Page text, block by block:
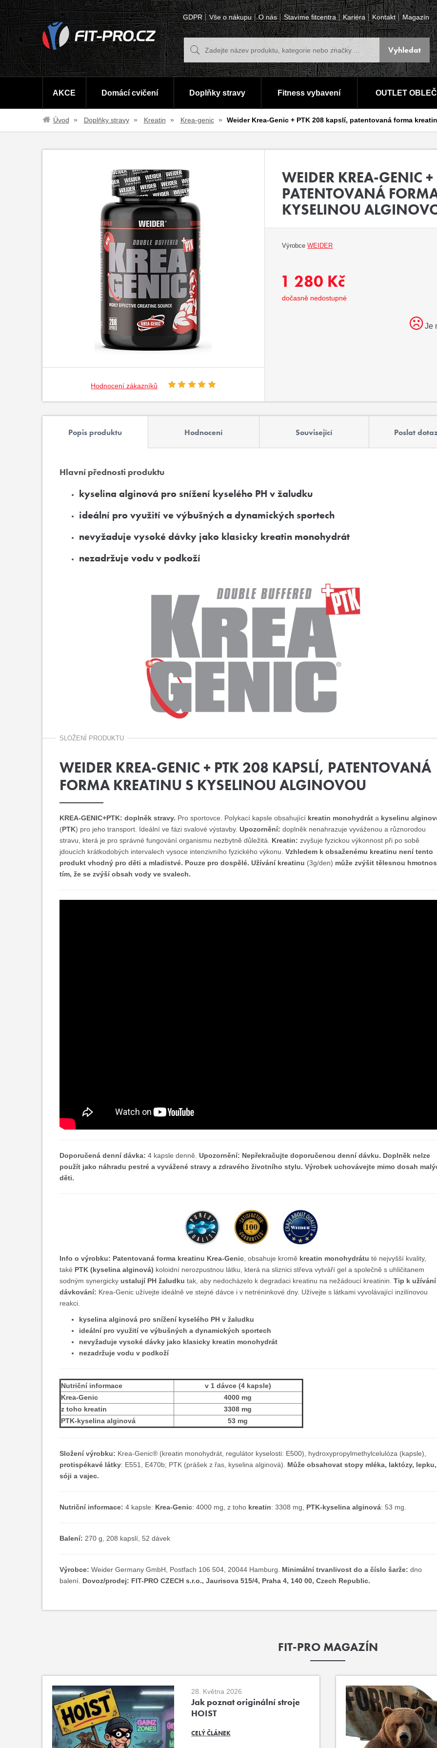
GDPR Vše o nákupu O nás Stavíme fitcentra Kariéra Kontakt Magazín
AKCE Domácí cvičení Doplňky stravy Fitness vybavení OUTLET
Úvod Doplňky stravy Kreatin Krea-genic Weider Krea-Genic + PTK 208 kapslí, patentovaná forma
Hodnocení zákazníků
WEIDER KREA-GENIC
PATENTOVANÁ
KYSELINOU
VýrobceWEIDER
1 280 Kč
dočasně nedostupné
Je
Popis produktu Hodnocení Související Poslat
Hlavní přednosti produktu
kyselina alginová pro snížení kyselého PH v žaludku
ideální pro využití ve výbušných a dynamických sportech
nevyžaduje vysoké dávky jako klasicky kreatin monohydrát
nezadržuje vodu v podkoží
SLOŽENÍ PRODUKTU
WEIDER KREA-GENIC + PTK 208 KAPSLÍ, PATENTOVANÁ
FORMA KREATINU S KYSELINOU ALGINOVOU
KREA-GENIC+PTK: doplněk stravy. Pro sportovce. Polykací kapsle obsahující kreatin monohydráta kyselinu
(PTK) pro jeho transport. Ideální ve fázi svalové výstavby. Upozornění: doplněk nenahrazuje vyváženou a různorodou
stravu, která je pro správné fungování organismu nezbytně důležitá. Kreatin: zvyšuje fyzickou výkonnost při po sobě
jdoucích krátkodobých intervalech vysoce intenzivního fyzického výkonu. Vzhledem k obsaženému kreatinu není tento
produkt vhodný pro děti a mladistvé. Pouze pro dospělé. Užívání kreatinu (3g/den) může zvýšit tělesnou
tím, že se zvýší obsah vody ve svalech.
Doporučená denní dávka: 4 kapsle denně. Upozornění: Nepřekračujte doporučenou denní dávku. Doplněk nelze
použít jako náhradu pestré a vyvážené stravy a zdravého životního stylu. Výrobek uchovávejte mimo dosah
děti.
Info o výrobku: Patentovaná forma kreatinu Krea-Genic, obsahuje kromě kreatin monohydrátu té nejvyšší kvality,
také PTK (kyselina alginová) koloidní nerozpustnou látku, která na sliznici střeva vytváří gel a společně s uhličitanem
sodným synergicky ustalují PH žaludku tak, aby nedocházelo k degradaci kreatinu na nežádoucí kreatinin. Tip k užívání
dávkování: Krea-Genic užívejte ideálně ve stejné dávce i v netréninkové dny. Užívejte s látkami vyvolávající inzilínovou
reakci.
kyselina alginová pro snížení kyselého PH v žaludku
ideální pro využití ve výbušných a dynamických sportech
nevyžaduje vysoké dávky jako klasicky kreatin monohydrát
nezadržuje vodu v podkoží
Nutriční informace
v 1 dávce (4 kapsle)
Krea-Genic
4000 mg
z toho kreatin
3308 mg
PTK-kyselina alginová
53 mg
Složení výrobku: Krea-Genic® (kreatin monohydrát, regulátor kyselosti: E500), hydroxypropylmethylcelulóza (kapsle),
protispékavé látky: E551, E470b; PTK (prášek z řas, kyselina alginová). Může obsahovat stopy mléka, laktózy, lepku,
sóji a vajec.
Nutriční informace: 4 kapsle: Krea-Genic: 4000 mg, z toho kreatin: 3308 mg, PTK-kyselina alginová: 53 mg.
Balení: 270 g, 208 kapslí, 52 dávek
Výrobce: Weider Germany GmbH, Postfach 106 504, 20044 Hamburg. Minimální trvanlivost do a číslo šarže: dno
balení. Dovoz/prodej: FIT-PRO CZECH s.r.o., Jaurisova 515/4, Praha 4, 140 00, Czech Republic.
FIT-PRO MAGAZÍN
28. Května 2026
Jak poznat originální stroje
HOIST
CELÝ ČLÁNEK